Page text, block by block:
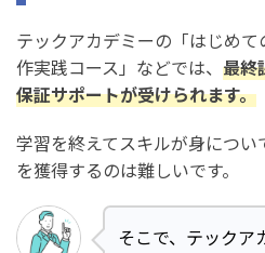
テックアカデミーの「はじめ
作実践コース」などでは、 最終
保証サポートが受けられます。
学習を終えてスキルが身につ
を獲得するのは難しいです。
そこで、テックア